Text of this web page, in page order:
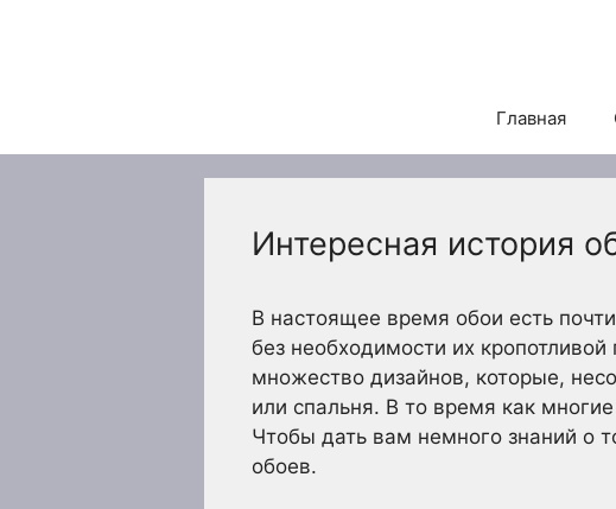
Главная
Интересная история
В настоящее время обои есть
без необходимости их
множество дизайнов, которые,
или спальня. В то время как
Чтобы дать вам немного знаний о
обоев.